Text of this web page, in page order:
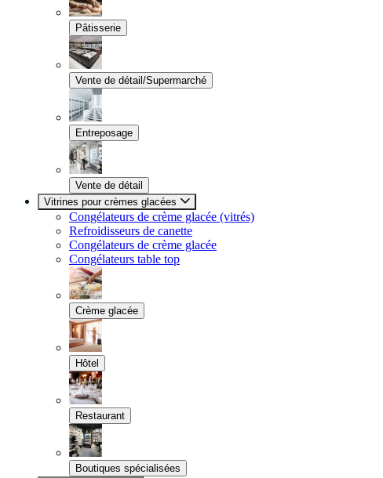
Pâtisserie
Vente de détail/Supermarché
Entreposage
Vente de détail
Vitrines pour crèmes glacées
Congélateurs de crème glacée (vitrés)
Refroidisseurs de canette
Congélateurs de crème glacée
Congélateurs table top
Crème glacée
Hôtel
Restaurant
Boutiques spécialisées